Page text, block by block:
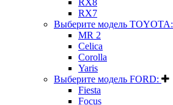
RX8
RX7
Выберите модель TOYOTA:
MR 2
Celica
Corolla
Yaris
Выберите модель FORD:
Fiesta
Focus